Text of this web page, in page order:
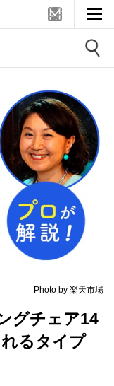
Photo by 楽天市場
グチェア14
るタイプ